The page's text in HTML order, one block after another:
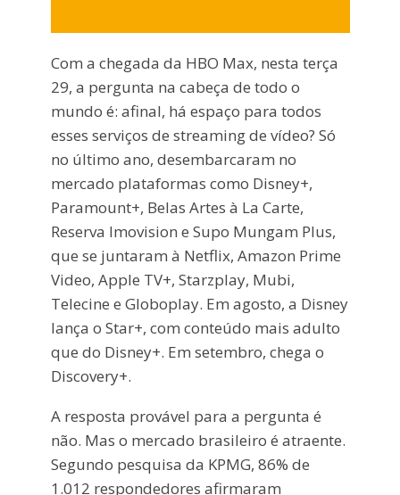
Com a chegada da HBO Max, nesta terça
29, a pergunta na cabeça de todo o
mundo é: afinal, há espaço para todos
esses serviços de streaming de vídeo? Só
no último ano, desembarcaram no
mercado plataformas como Disney+,
Paramount+, Belas Artes à La Carte,
Reserva Imovision e Supo Mungam Plus,
que se juntaram à Netflix, Amazon Prime
Video, Apple TV+, Starzplay, Mubi,
Telecine e Globoplay. Em agosto, a Disney
lança o Star+, com conteúdo mais adulto
que do Disney+. Em setembro, chega o
Discovery+.
A resposta provável para a pergunta é
não. Mas o mercado brasileiro é atraente.
Segundo pesquisa da KPMG, 86% de
1.012 respondedores afirmaram